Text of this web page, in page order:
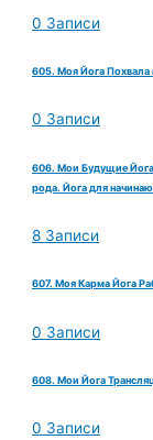
0 Записи
605. Моя Йога Похвала
0 Записи
606. Мои Будущие Йога
рода. Йога для
8 Записи
607. Моя Карма Йога
0 Записи
608. Мои Йога
0 Записи